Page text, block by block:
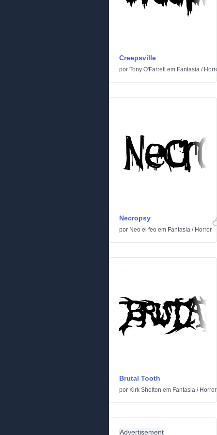
Creepsville
por Tony O'Farrell em Fantasia /
Necropsy
por Neo el feo em Fantasia / Horror
Brutal Tooth
por Kirk Shelton em Fantasia / Horror
Advertisement